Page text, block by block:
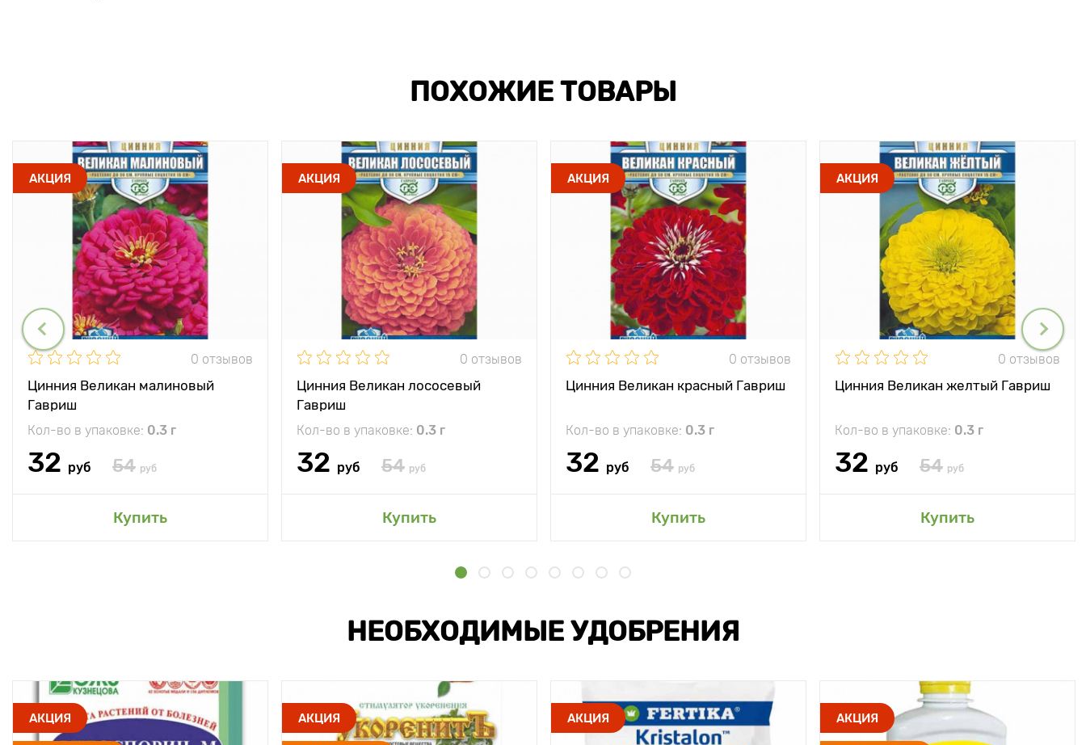
ПОХОЖИЕ ТОВАРЫ
АКЦИЯ
0 отзывов
Цинния Великан малиновый
Гавриш
Кол-во в упаковке: 0.3 г
32 руб 54 руб
Купить
АКЦИЯ
0 отзывов
Цинния Великан лососевый
Гавриш
Кол-во в упаковке: 0.3 г
32 руб 54 руб
Купить
АКЦИЯ
0 отзывов
Цинния Великан красный Гавриш
Кол-во в упаковке: 0.3 г
32 руб 54 руб
Купить
АКЦИЯ
0 отзывов
Цинния Великан желтый Гавриш
Кол-во в упаковке: 0.3 г
32 руб 54 руб
Купить
НЕОБХОДИМЫЕ УДОБРЕНИЯ
АКЦИЯ АКЦИЯ АКЦИЯ АКЦИЯ